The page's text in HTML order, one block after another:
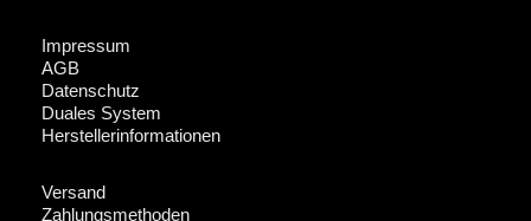
Impressum
AGB
Datenschutz
Duales System
Herstellerinformationen
Versand
Zahlungsmethoden